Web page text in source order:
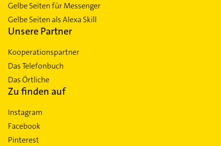
Gelbe Seiten für Messenger
Gelbe Seiten als Alexa Skill
Unsere Partner
Kooperationspartner
Das Telefonbuch
Das Örtliche
Zu finden auf
Instagram
Facebook
Pinterest